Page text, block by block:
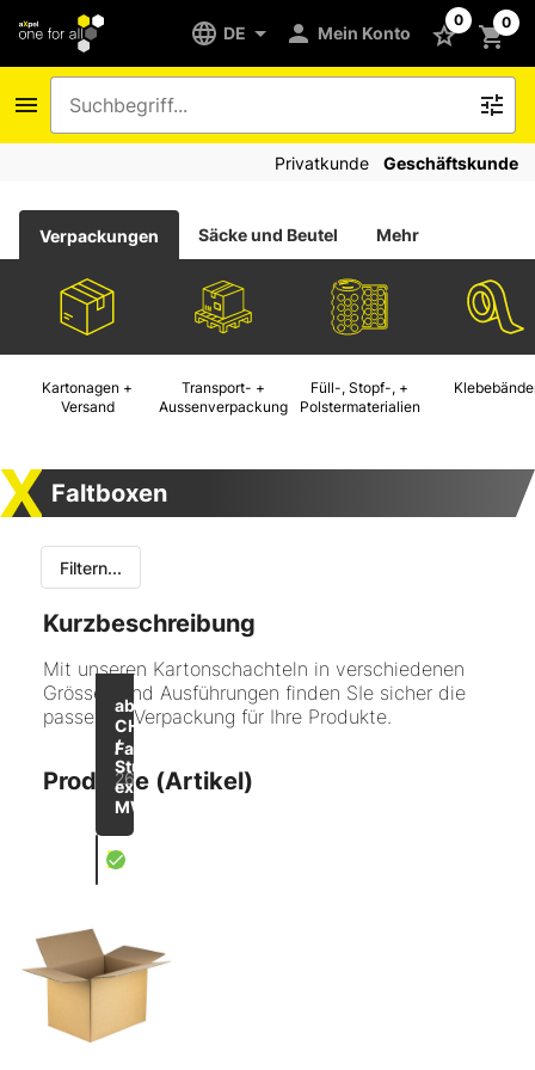
DE Mein Konto
0 0
Privatkunde Geschäftskunde
Verpackungen Säcke und Beutel Mehr
Kartonagen +
Versand
Transport- +
Aussenverpackung
Füll-, Stopf-, +
Polstermaterialien
Faltboxen
Filtern...
Alle
Dokumententaschen
Faltboxen
Postversandkarton
Stulpdeckelschachteln braun
Umzugskartons
Versandtaschen
Kurzbeschreibung
Mit unseren Kartonschachteln in verschiedenen
Grössen und Ausführungen finden SIe sicher die
passende Verpackung für Ihre Produkte.
Produkte (Artikel)
X
Bis zu
-42
%
Faltboxen
26 Artikel
ab
CHF 0.29
/
Stück
exkl.
MWST